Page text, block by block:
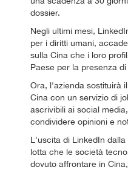
dossier.
Negli ultimi mesi,
per i diritti umani,
sulla Cina che i loro
Paese per la presenza
Ora, l'azienda sostituirà
Cina con un servizio di
ascrivibili ai social
condividere opinioni e
L'uscita di LinkedIn
lotta che le società
dovuto affrontare in